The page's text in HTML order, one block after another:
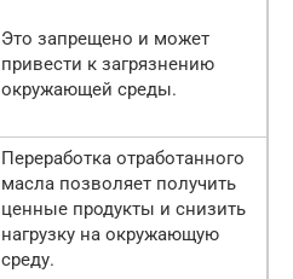
Это запрещено и может
привести к загрязнению
окружающей среды.
Переработка отработанного
масла позволяет получить
ценные продукты и снизить
нагрузку на окружающую
среду.